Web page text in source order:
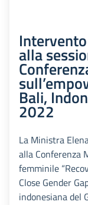
alla
Bali,
2022
La Ministra
alla Conferenza
femminile
Close Gender
indonesiana del